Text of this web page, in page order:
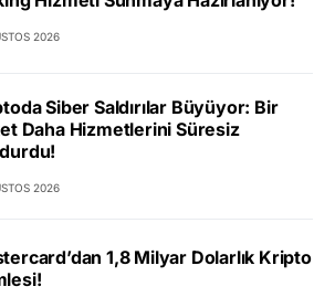
2026
Siber Saldırılar Büyüyor: Bir
Daha Hizmetlerini Süresiz
2026
1,8 Milyar Dolarlık Kripto